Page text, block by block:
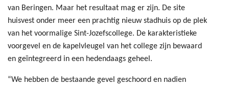
van Beringen. Maar het resultaat mag er zijn. De site
huisvest onder meer een prachtig nieuw stadhuis op de plek
van het voormalige Sint-Jozefscollege. De karakteristieke
voorgevel en de kapelvleugel van het college zijn bewaard
en geïntegreerd in een hedendaags geheel.
“We hebben de bestaande gevel geschoord en nadien